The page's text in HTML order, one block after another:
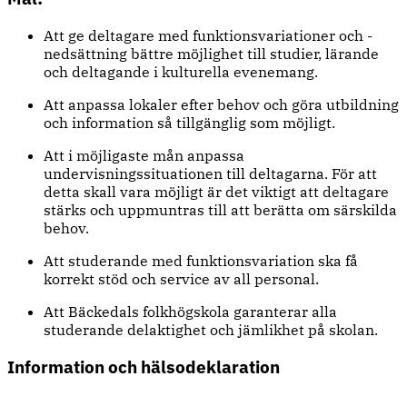
Att ge deltagare med funktionsvariationer och -
nedsättning bättre möjlighet till studier, lärande
och deltagande i kulturella evenemang.
Att anpassa lokaler efter behov och göra utbildning
och information så tillgänglig som möjligt.
Att i möjligaste mån anpassa
undervisningssituationen till deltagarna. För att
detta skall vara möjligt är det viktigt att deltagare
stärks och uppmuntras till att berätta om särskilda
behov.
Att studerande med funktionsvariation ska få
korrekt stöd och service av all personal.
Att Bäckedals folkhögskola garanterar alla
studerande delaktighet och jämlikhet på skolan.
Information och hälsodeklaration